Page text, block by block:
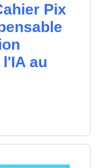
Pix
au